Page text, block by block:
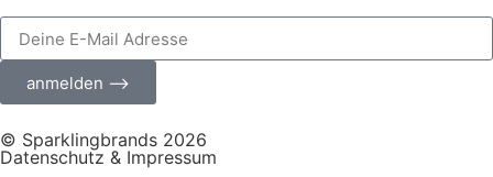
anmelden ⟶
© Sparklingbrands 2026
Datenschutz & Impressum